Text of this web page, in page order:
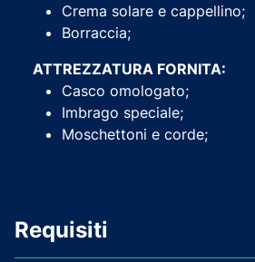
Crema solare e cappellino;
Borraccia;
ATTREZZATURA FORNITA:
Casco omologato;
Imbrago speciale;
Moschettoni e corde;
Requisiti